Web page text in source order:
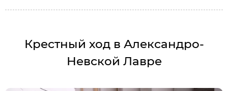
Крестный ход в Александро-
Невской Лавре